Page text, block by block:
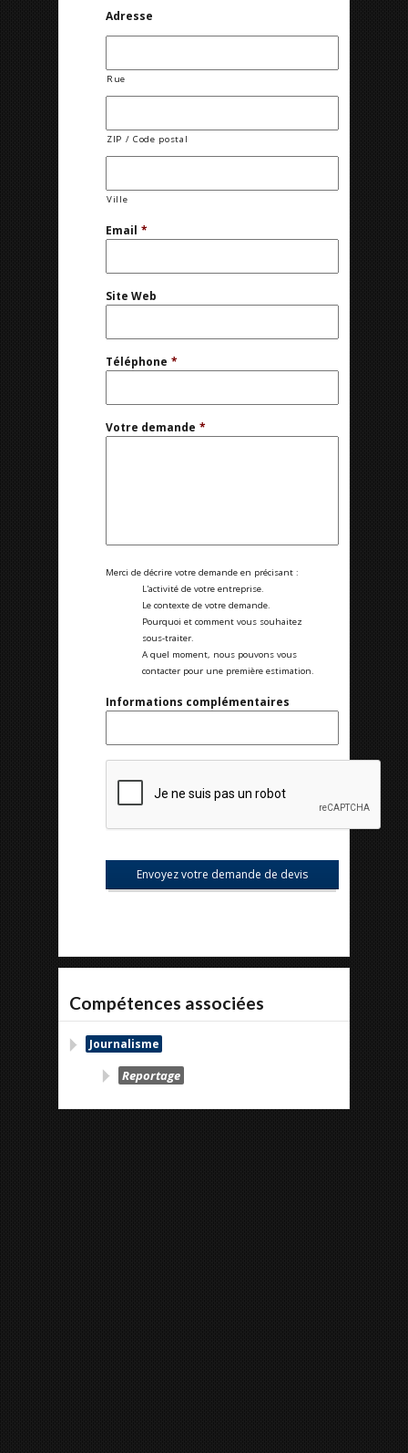
Adresse
Rue
ZIP / Code postal
Ville
Email *
Site Web
Téléphone *
Votre demande *
Merci de décrire votre demande en précisant :
L'activité de votre entreprise.
Le contexte de votre demande.
Pourquoi et comment vous souhaitez
sous-traiter.
A quel moment, nous pouvons vous
contacter pour une première estimation.
Informations complémentaires
Compétences associées
Journalisme
Reportage